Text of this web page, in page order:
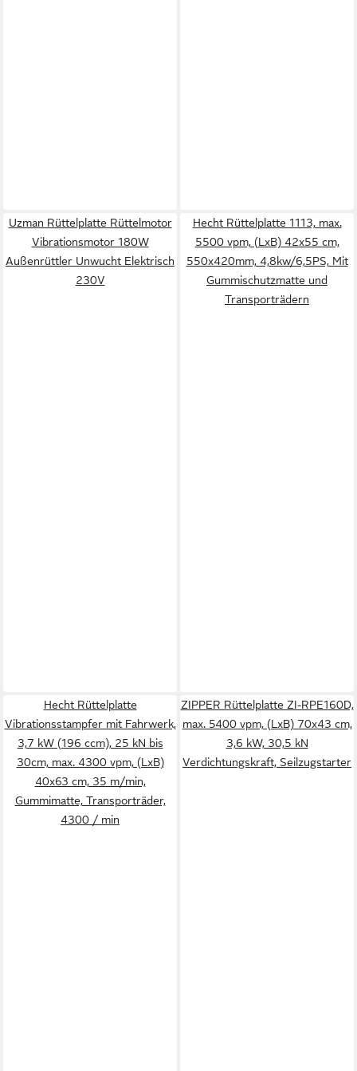
Uzman Rüttelplatte Rüttelmotor
Vibrationsmotor 180W
Außenrüttler Unwucht Elektrisch
230V
Hecht Rüttelplatte 1113, max.
5500 vpm, (LxB) 42x55 cm,
550x420mm, 4,8kw/6,5PS, Mit
Gummischutzmatte und
Transporträdern
Hecht Rüttelplatte
Vibrationsstampfer mit Fahrwerk,
3,7 kW (196 ccm), 25 kN bis
30cm, max. 4300 vpm, (LxB)
40x63 cm, 35 m/min,
Gummimatte, Transporträder,
4300 / min
ZIPPER Rüttelplatte ZI-RPE160D,
max. 5400 vpm, (LxB) 70x43 cm,
3,6 kW, 30,5 kN
Verdichtungskraft, Seilzugstarter